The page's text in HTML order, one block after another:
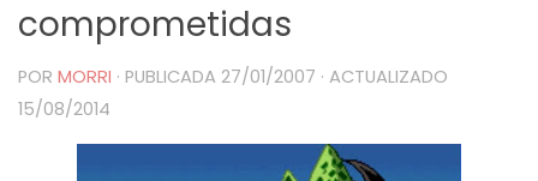
comprometidas
POR MORRI · PUBLICADA 27/01/2007 · ACTUALIZADO
15/08/2014